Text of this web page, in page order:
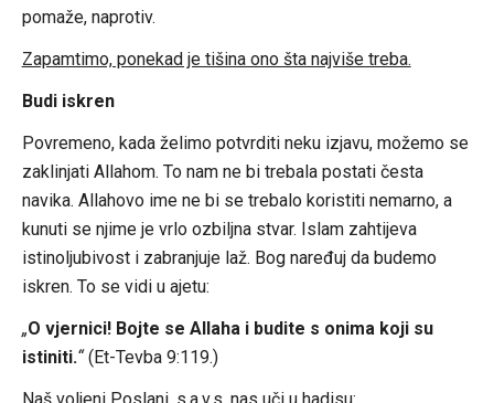
pomaže, naprotiv.
Zapamtimo, ponekad je tišina ono šta najviše treba.
Budi iskren
Povremeno, kada želimo potvrditi neku izjavu, možemo se
zaklinjati Allahom. To nam ne bi trebala postati česta
navika. Allahovo ime ne bi se trebalo koristiti nemarno, a
kunuti se njime je vrlo ozbiljna stvar. Islam zahtijeva
istinoljubivost i zabranjuje laž. Bog naređuj da budemo
iskren. To se vidi u ajetu:
„O vjernici! Bojte se Allaha i budite s onima koji su
istiniti.“(Et-Tevba 9:119.)